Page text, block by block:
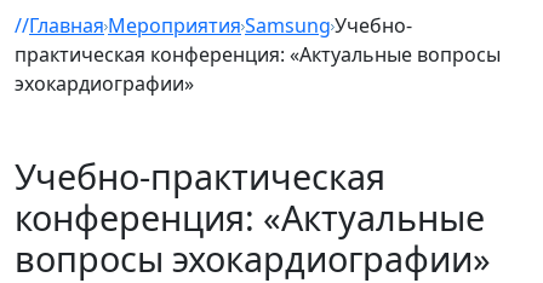
Главная МероприятияSamsungУчебно-
практическая конференция: «Актуальные вопросы
эхокардиографии»
Учебно-практическая
конференция: «Актуальные
вопросы эхокардиографии»